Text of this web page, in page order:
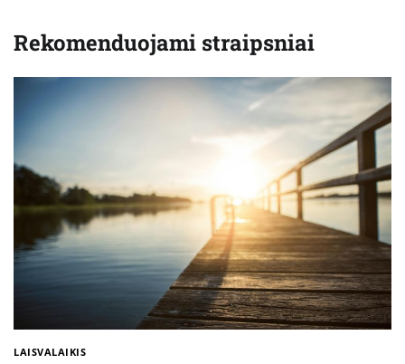
Rekomenduojami straipsniai
LAISVALAIKIS